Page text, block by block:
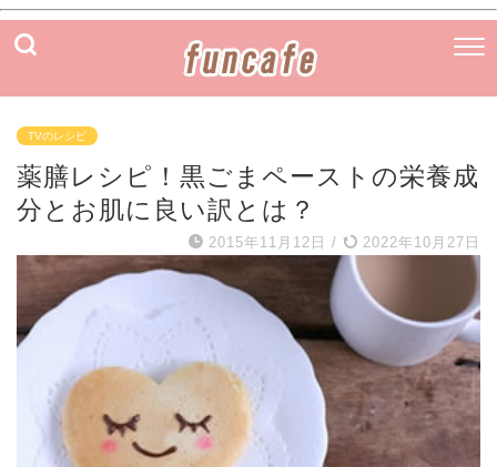
TVのレシピ
薬膳レシピ！黒ごまペーストの栄養成
分とお肌に良い訳とは？
2015年11月12日 / 2022年10月27日